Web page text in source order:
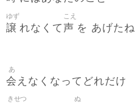
譲
ゆず
れなくて声
こえ
を あげたね
会
あ
えなくなってどれだけ
きせつ ぬ